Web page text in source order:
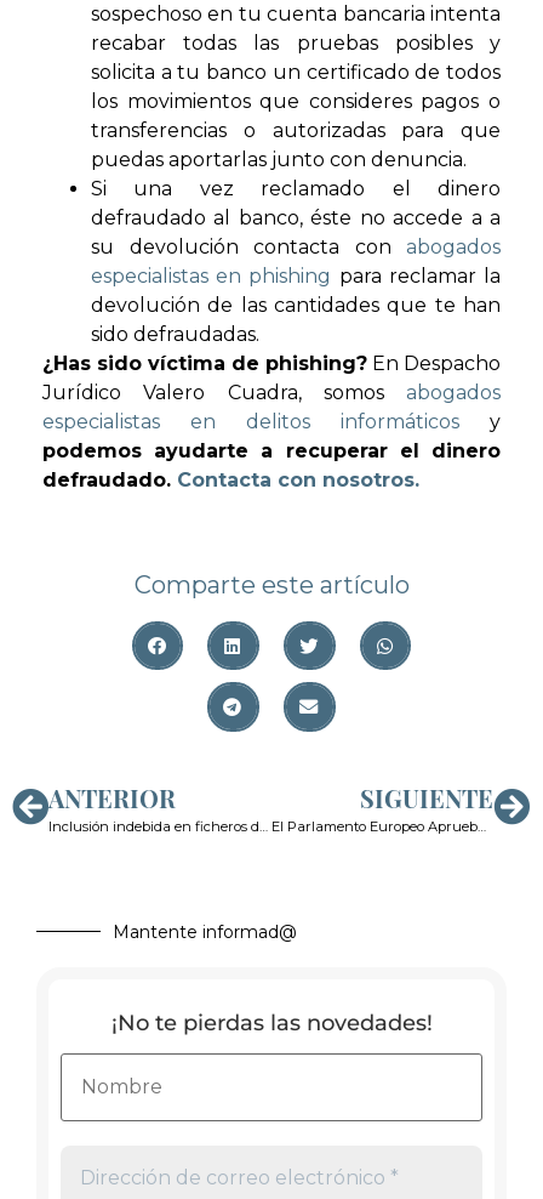
sospechoso en tu cuenta bancaria intenta
recabar todas las pruebas posibles y
solicita a tu banco un certificado de todos
los movimientos que consideres pagos o
transferencias o autorizadas para que
puedas aportarlas junto con denuncia.
Si una vez reclamado el dinero
defraudado al banco, éste no accede a a
su devolución contacta con abogados
especialistas en phishing para reclamar la
devolución de las cantidades que te han
sido defraudadas.
¿Has sido víctima de phishing? En Despacho
Jurídico Valero Cuadra, somos abogados
especialistas en delitos informáticos y
podemos ayudarte a recuperar el dinero
defraudado. Contacta con nosotros.
Comparte este artículo
ANTERIOR
Inclusión indebida en ficheros de morosos y derecho al honor
SIGUIENTE
El Parlamento Europeo Aprueba el Reglamento de Inteligencia Artificial
Mantente informad@
¡No te pierdas las novedades!